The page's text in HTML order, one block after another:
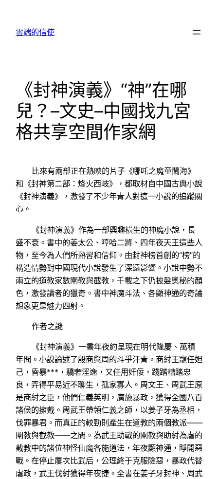
雲端的信使
《封神演義》“神”在哪
兒？–文史–中國找九宮
格共享空間作家網
比來有兩部正在熱映的片子《哪吒之魔童鬧海》
和《封神第二部：烽火西岐》，都取材自中國古典小說
《封神演義》，激發了不少年青人對這一小說的追蹤關
心。
《封神演義》作為一部興趣橫生的神魔小說，長
盛不衰。書中的姜太公、哼哈二將、四年夜天王這些人
物，至今為人們所熟習和信仰。由封神榜首創的“榜”的
構造情勢對中國現代小說發生了深遠影響。小說中勢不
兩立的道教家數闡教與截教，千載之下仍披髮奧秘的顏
色，激發讀者的獵奇。書中神魔斗法、各顯神通的奇譎
想象更是魅力四射。
作者之謎
《封神演義》一書年夜約呈現在明代隆慶、萬積
年間。小說論述了殷商與周的斗爭汗青。商紂王寵任妲
己，昏暴***，驕奢淫逸，又任用奸佞，踐踏糟踏忠
良，弄得平易近不聊生，孤家寡人。周文王、周武王原
是商紂之臣，他們仁義英明，廣施暴政，獲得全國八百
諸侯的擁戴。周武王帶領仁義之師，以姜子牙為丞相，
伐罪暴君。而真正的較勁則產生在道教的兩個教派——
闡教與截教——之間。為武王助戰的闡教與助紂為虐的
截教中的諸位神怪仙魔各施道法，年夜顯神通，睜開惡
戰。在停止屢次比武后，公理終于克服險惡，暴政代替
虐政，武王伐紂獲得年夜捷。全書在姜子牙封神、周武